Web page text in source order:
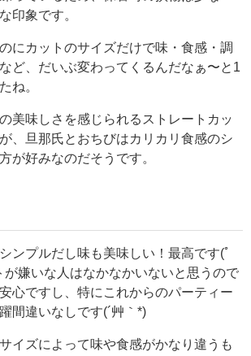
印象です。
にカットのサイズだけで味・食感・調
ど、だいぶ変わってくるんだなぁ〜と1
ね。
美味しさを感じられるストレートカッ
、旦那氏とおちびはカリカリ食感のシ
が好みなのだそうです。
ンプルだし味も美味しい！最高です(ﾟ
が嫌いな人はなかなかいないと思うので
心ですし、特にこれからのパーティー
間違いなしです(´艸｀*)
イズによって味や食感がかなり違うも